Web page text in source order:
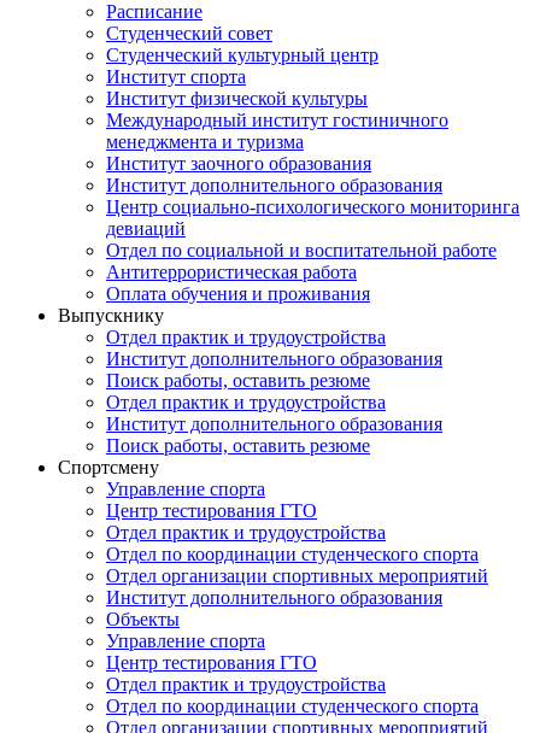
Расписание
Студенческий совет
Студенческий культурный центр
Институт спорта
Институт физической культуры
Международный институт гостиничного
менеджмента и туризма
Институт заочного образования
Институт дополнительного образования
Центр социально-психологического мониторинга
девиаций
Отдел по социальной и воспитательной работе
Антитеррористическая работа
Оплата обучения и проживания
Выпускнику
Отдел практик и трудоустройства
Институт дополнительного образования
Поиск работы, оставить резюме
Отдел практик и трудоустройства
Институт дополнительного образования
Поиск работы, оставить резюме
Спортсмену
Управление спорта
Центр тестирования ГТО
Отдел практик и трудоустройства
Отдел по координации студенческого спорта
Отдел организации спортивных мероприятий
Институт дополнительного образования
Объекты
Управление спорта
Центр тестирования ГТО
Отдел практик и трудоустройства
Отдел по координации студенческого спорта
Отдел организации спортивных мероприятий